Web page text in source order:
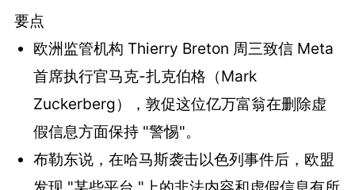
要点
欧洲监管机构 Thierry Breton 周三致信 Meta
首席执行官马克-扎克伯格（Mark
Zuckerberg），敦促这位亿万富翁在删除虚
假信息方面保持 "警惕"。
布勒东说，在哈马斯袭击以色列事件后，欧盟